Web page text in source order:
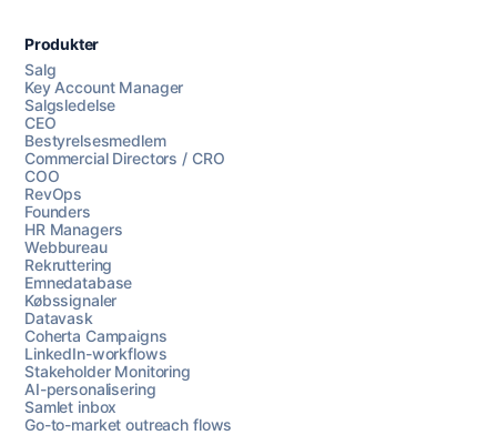
Produkter
Salg
Key Account Manager
Salgsledelse
CEO
Bestyrelsesmedlem
Commercial Directors / CRO
COO
RevOps
Founders
HR Managers
Webbureau
Rekruttering
Emnedatabase
Købssignaler
Datavask
Coherta Campaigns
LinkedIn-workflows
Stakeholder Monitoring
AI-personalisering
Samlet inbox
Go-to-market outreach flows